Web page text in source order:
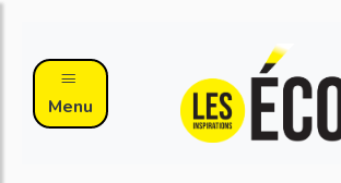
Menu